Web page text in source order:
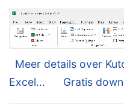
Meer details over
Excel...
Gratis